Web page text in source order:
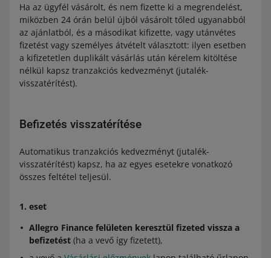
Ha az ügyfél vásárolt, és nem fizette ki a megrendelést,
miközben 24 órán belül újból vásárolt tőled ugyanabból
az ajánlatból, és a másodikat kifizette, vagy utánvétes
fizetést vagy személyes átvételt választott: ilyen esetben
a kifizetetlen duplikált vásárlás után kérelem kitöltése
nélkül kapsz tranzakciós kedvezményt (jutalék-
visszatérítést).
Befizetés visszatérítése
Automatikus tranzakciós kedvezményt (jutalék-
visszatérítést) kapsz, ha az egyes esetekre vonatkozó
összes feltétel teljesül.
1. eset
Allegro Finance felületen keresztül fizeted vissza a
befizetést (ha a vevő így fizetett),